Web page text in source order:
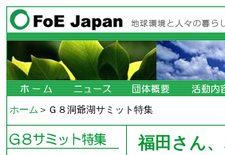
ホーム ＞Ｇ８洞爺湖サミット特集
福田さん